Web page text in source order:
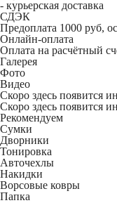
- курьерская доставка
СДЭК
Предоплата 1000 руб,
Онлайн-оплата
Оплата на расчётный
Галерея
Фото
Видео
Скоро здесь появится
Скоро здесь появится
Рекомендуем
Сумки
Дворники
Тонировка
Авточехлы
Накидки
Ворсовые ковры
Папка